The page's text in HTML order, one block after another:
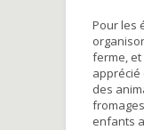
Pour les
ferme,
apprécié
des
enfants